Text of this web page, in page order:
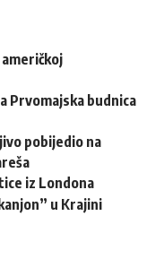
američkoj
Prvomajska budnica
pobijedio na
iz Londona
u Krajini